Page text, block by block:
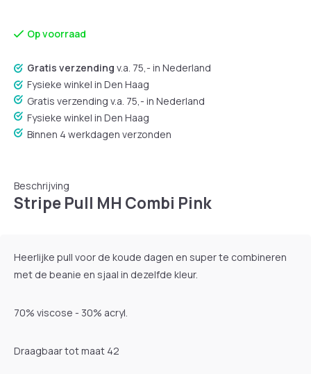
Op voorraad
Gratis verzending v.a. 75,- in Nederland
Fysieke winkel in Den Haag
Gratis verzending v.a. 75,- in Nederland
Fysieke winkel in Den Haag
Binnen 4 werkdagen verzonden
Beschrijving
Stripe Pull MH Combi Pink
Heerlijke pull voor de koude dagen en super te combineren
met de beanie en sjaal in dezelfde kleur.
70% viscose - 30% acryl.
Draagbaar tot maat 42